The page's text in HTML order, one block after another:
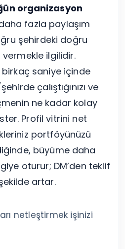
organizasyon
fazla paylaşım
şehirdeki doğru
vermekle ilgilidir.
birkaç saniye içinde
çalıştığınızı ve
ne kadar kolay
Profil vitrini net
portföyünüzü
büyüme daha
oturur; DM’den teklif
artar.
netleştirmek işinizi